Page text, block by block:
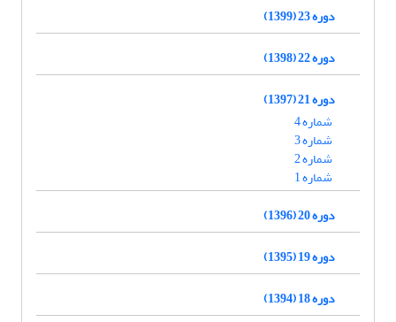
دوره 23 (1399)
دوره 22 (1398)
دوره 21 (1397)
شماره 4
شماره 3
شماره 2
شماره 1
دوره 20 (1396)
دوره 19 (1395)
دوره 18 (1394)